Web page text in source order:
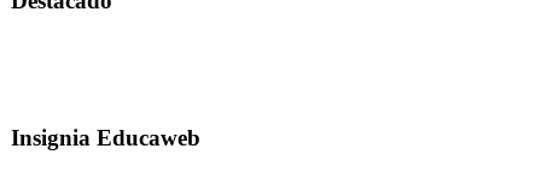
Insignia Educaweb